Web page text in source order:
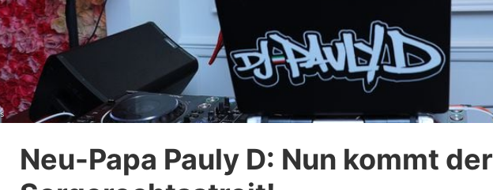
Redaktionelle Richtlinien
Impressum
Datenschutzerklärung
Nutzungsbedingungen
Neu-Papa Pauly D: Nun kommt der